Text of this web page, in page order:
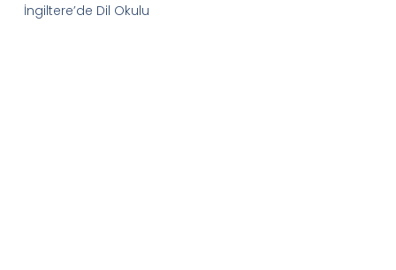
İngiltere’de Dil Okulu